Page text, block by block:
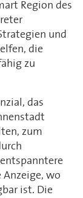
Region des
und
die
zu
das
zum
Anzeige, wo
ist. Die